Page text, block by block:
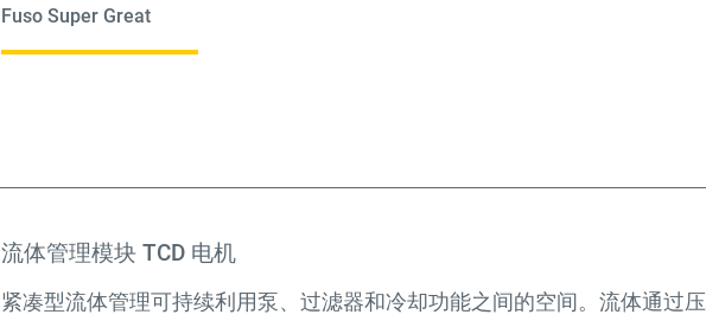
Fuso Super Great
流体管理模块 TCD 电机
紧凑型流体管理可持续利用泵、过滤器和冷却功能之间的空间。流体通过压